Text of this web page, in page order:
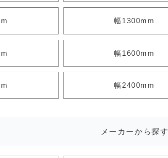
幅1300mm
幅1600mm
幅2400mm
メーカーから探す